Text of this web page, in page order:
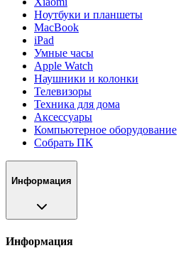
Ноутбуки и планшеты
MacBook
iPad
Умные часы
Apple Watch
Наушники и колонки
Телевизоры
Техника для дома
Аксессуары
Компьютерное оборудование
Собрать ПК
Информация
Информация